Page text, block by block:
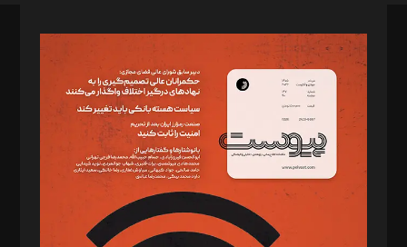
مدیر مسئول: محمدباقر اثنی‌عشری
سردبیر: مهرک محمودی
دبیر تحریریه: میثم قاسمی
د‌بیر ناداستان: سمانه سمیع
د‌بیر خدمت و تجارت: ابوالفضل رجبی
د‌بیر حقوق فناوری: حسام‌الدین ایپکچی
د‌بیر پیوست جهان: مینا پاکدل
د‌بیر تحریریه آنلاین: بابک نقاش